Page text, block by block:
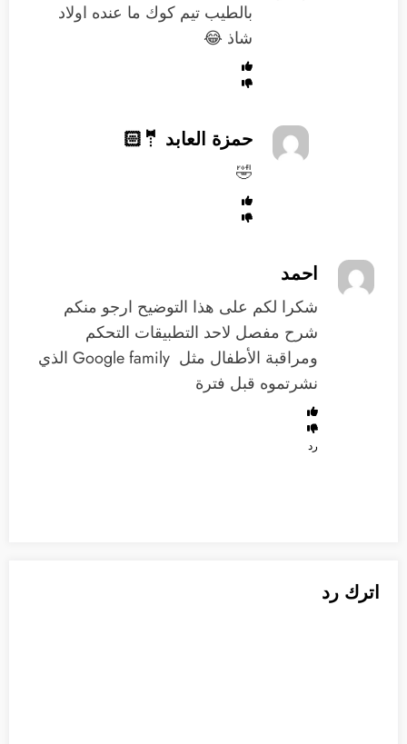
بالطيب تيم كوك ما عنده اولاد
شاذ 😂
حمزة العابد 🤵🏻
🤣
احمد
‏شكرا لكم على هذا التوضيح ارجو منكم
شرح مفصل لاحد التطبيقات التحكم
ومراقبة الأطفال مثل ‫ Google family الذي
نشرتموه قبل فترة
رد
اترك رد